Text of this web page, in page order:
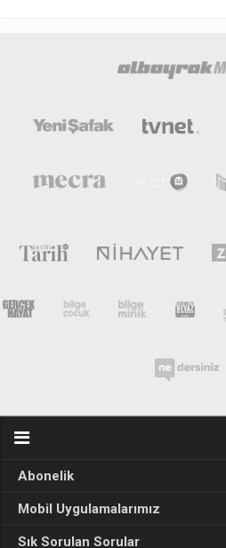
Abonelik
Mobil Uygulamalarımız
Sık Sorulan Sorular